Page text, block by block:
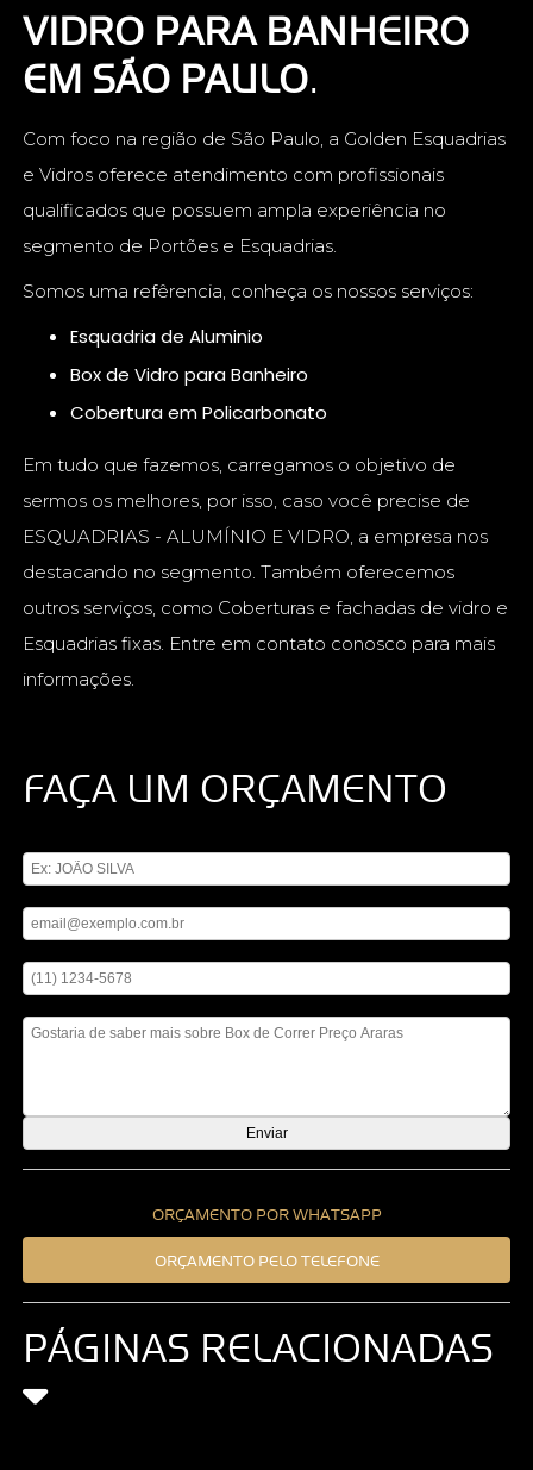
VIDRO PARA BANHEIRO
EM SÃO PAULO.
Com foco na região de São Paulo, a Golden Esquadrias
e Vidros oferece atendimento com profissionais
qualificados que possuem ampla experiência no
segmento de Portões e Esquadrias.
Somos uma refêrencia, conheça os nossos serviços:
Esquadria de Aluminio
Box de Vidro para Banheiro
Cobertura em Policarbonato
Em tudo que fazemos, carregamos o objetivo de
sermos os melhores, por isso, caso você precise de
ESQUADRIAS - ALUMÍNIO E VIDRO, a empresa nos
destacando no segmento. Também oferecemos
outros serviços, como Coberturas e fachadas de vidro e
Esquadrias fixas. Entre em contato conosco para mais
informações.
FAÇA UM ORÇAMENTO
ORÇAMENTO POR WHATSAPP
ORÇAMENTO PELO TELEFONE
PÁGINAS RELACIONADAS